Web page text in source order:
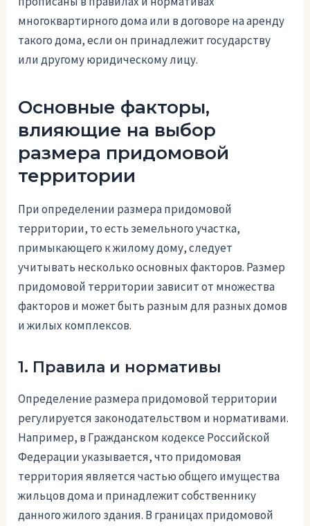
многоквартирного дома или в договоре на аренду
такого дома, если он принадлежит государству
или другому юридическому лицу.
Основные факторы,
влияющие на выбор
размера придомовой
территории
При определении размера придомовой
территории, то есть земельного участка,
примыкающего к жилому дому, следует
учитывать несколько основных факторов. Размер
придомовой территории зависит от множества
факторов и может быть разным для разных домов
и жилых комплексов.
1. Правила и нормативы
Определение размера придомовой территории
регулируется законодательством и нормативами.
Например, в Гражданском кодексе Российской
Федерации указывается, что придомовая
территория является частью общего имущества
жильцов дома и принадлежит собственнику
данного жилого здания. В границах придомовой